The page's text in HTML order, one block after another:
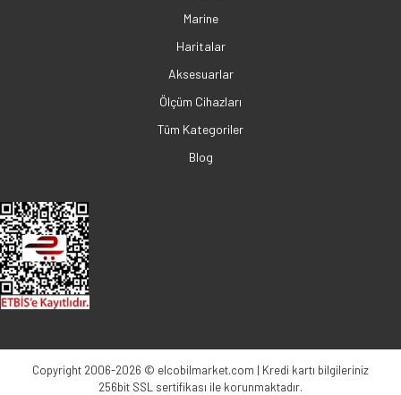
Marine
Haritalar
Aksesuarlar
Ölçüm Cihazları
Tüm Kategoriler
Blog
Copyright 2006-2026 © elcobilmarket.com | Kredi kartı bilgileriniz
256bit SSL sertifikası ile korunmaktadır.